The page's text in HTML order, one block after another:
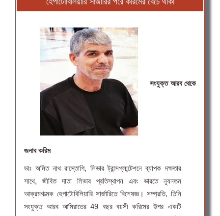
সংযুক্ত আরব থেকে
জনাব করিম
ডাঃ অমিত নাথ রাস্তোগি, লিভার ট্রান্সপ্লান্টেশনে ব্যাপক দক্ষতার
সাথে, জীবিত দাতা লিভার প্রতিস্থাপন এবং ভারতে ন্যূনতম
আক্রমণাত্মক হেপাটোবিলিয়ারি সার্জারিতে বিশেষজ্ঞ। সম্প্রতি, তিনি
সংযুক্ত আরব আমিরাতের 49 বছর বয়সী করিমের উপর একটি